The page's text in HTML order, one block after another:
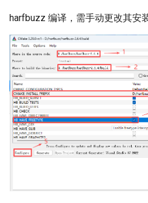
harfbuzz 编译，需手动更改其安